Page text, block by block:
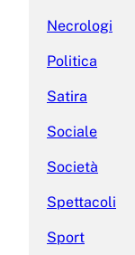
Necrologi
Politica
Satira
Sociale
Società
Spettacoli
Sport